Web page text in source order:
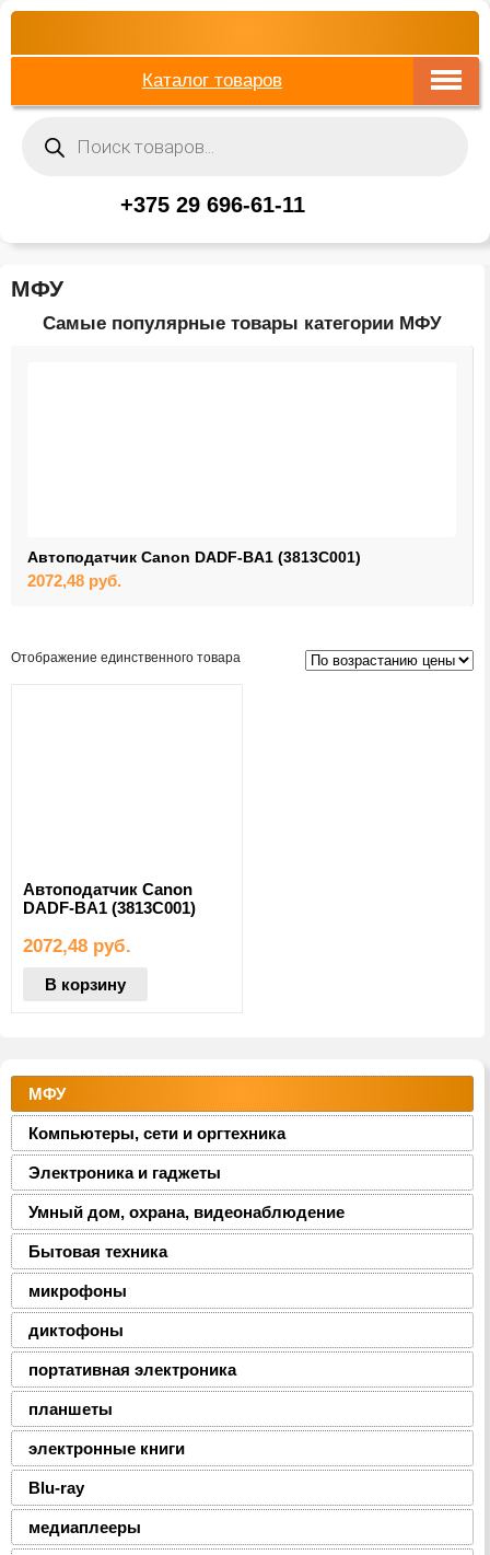
Каталог товаров
товаров
+375 29 696-61-11
МФУ
Самые популярные товары категории МФУ
Автоподатчик Canon DADF-BA1 (3813C001)
2072,48 руб.
Отображение единственного товара
Автоподатчик Canon
DADF-BA1 (3813C001)
2072,48 руб.
В корзину
МФУ
Компьютеры, сети и оргтехника
Электроника и гаджеты
Умный дом, охрана, видеонаблюдение
Бытовая техника
микрофоны
диктофоны
портативная электроника
планшеты
электронные книги
Blu-ray
медиаплееры